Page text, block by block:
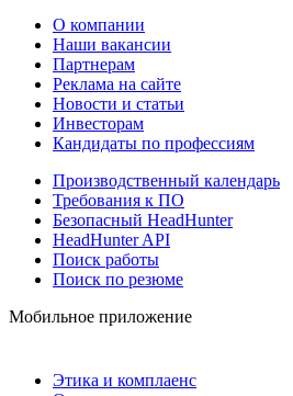
О компании
Наши вакансии
Партнерам
Реклама на сайте
Новости и статьи
Инвесторам
Кандидаты по профессиям
Производственный календарь
Требования к ПО
Безопасный HeadHunter
HeadHunter API
Поиск работы
Поиск по резюме
Мобильное приложение
Этика и комплаенс